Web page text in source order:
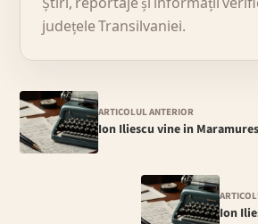
județele Transilvaniei.
ARTICOLUL ANTERIOR
Ion Iliescu vine in Maramures
Ion